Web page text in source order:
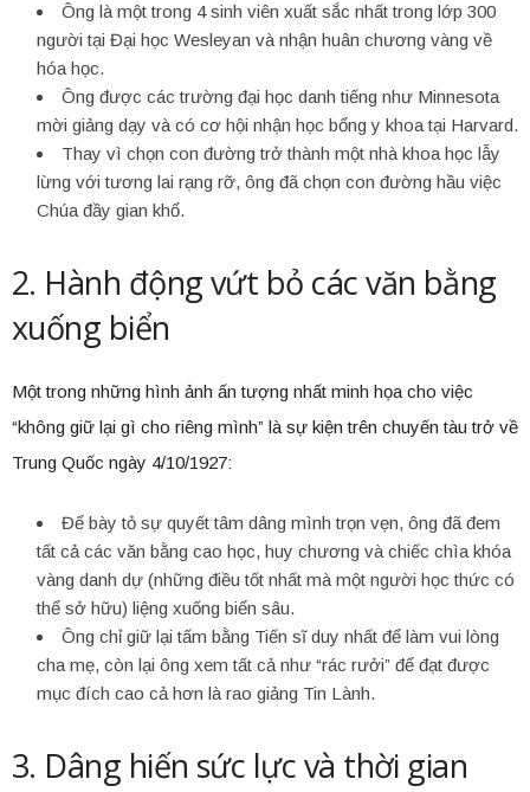
Ông là một trong 4 sinh viên xuất sắc nhất trong lớp 300
người tại Đại học Wesleyan và nhận huân chương vàng về
hóa học.
Ông được các trường đại học danh tiếng như Minnesota
mời giảng dạy và có cơ hội nhận học bổng y khoa tại Harvard.
Thay vì chọn con đường trở thành một nhà khoa học lẫy
lừng với tương lai rạng rỡ, ông đã chọn con đường hầu việc
Chúa đầy gian khổ.
2. Hành động vứt bỏ các văn bằng
xuống biển
Một trong những hình ảnh ấn tượng nhất minh họa cho việc
“không giữ lại gì cho riêng mình” là sự kiện trên chuyến tàu trở về
Trung Quốc ngày 4/10/1927:
Để bày tỏ sự quyết tâm dâng mình trọn vẹn, ông đã đem
tất cả các văn bằng cao học, huy chương và chiếc chìa khóa
vàng danh dự (những điều tốt nhất mà một người học thức có
thể sở hữu) liệng xuống biển sâu.
Ông chỉ giữ lại tấm bằng Tiến sĩ duy nhất để làm vui lòng
cha mẹ, còn lại ông xem tất cả như “rác rưởi” để đạt được
mục đích cao cả hơn là rao giảng Tin Lành.
3. Dâng hiến sức lực và thời gian